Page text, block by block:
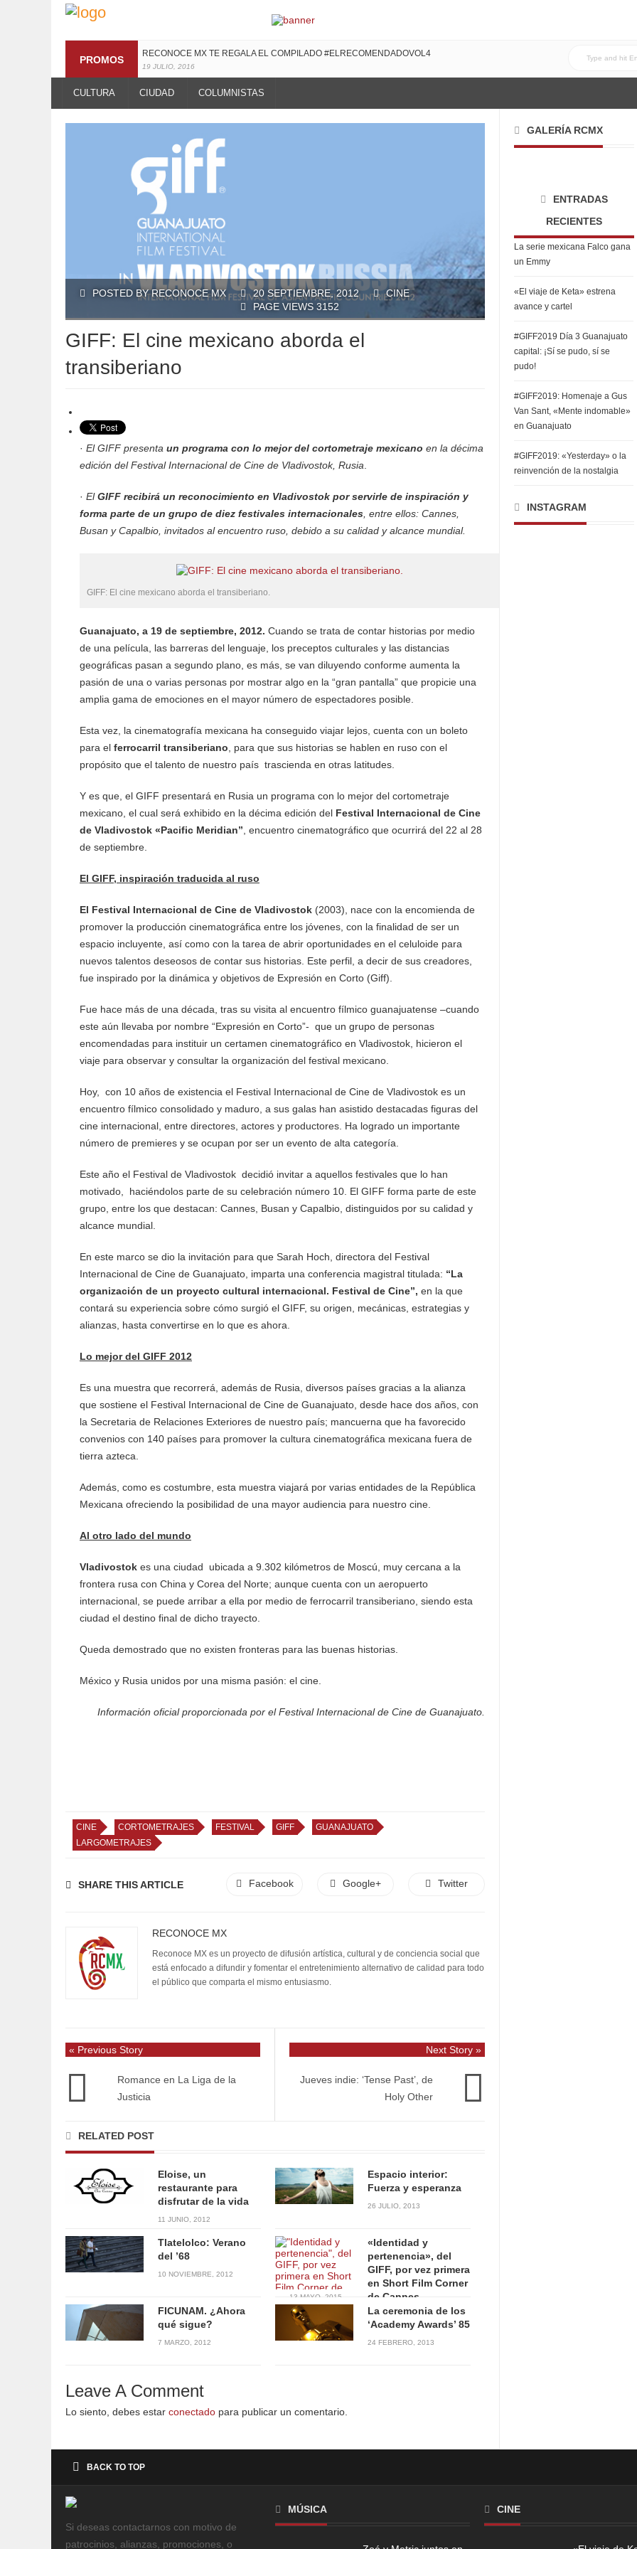
PROMOS
¡TE INVITAMOS A LA PREMIERE DE LUCHANDO CON MI FAMILIA!
13 MARZO, 2019
RECONOCE MX TE REGALA EL COMPILADO #ELRECOMENDADOVOL4
19 JULIO, 2016
CULTURA CIUDAD COLUMNISTAS
POSTED BY RECONOCE MX 20 SEPTIEMBRE, 2012
CINE
PAGE VIEWS 3152
GIFF: El cine mexicano aborda el
transiberiano
· El GIFF presenta un programa con lo mejor del cortometraje mexicano en la décima
edición del Festival Internacional de Cine de Vladivostok, Rusia
· ElGIFF recibirá un reconocimiento en Vladivostok por servirle de inspiración y
forma parte de un grupo de diez festivales internacionales , entre ellos: Cannes,
Busan y Capalbio, invitados al encuentro ruso, debido a su calidad y alcance mundial.
GIFF: El cine mexicano aborda el transiberiano.
Guanajuato, a 19 de septiembre, 2012. Cuando se trata de contar historias por medio
de una película, las barreras del lenguaje, los preceptos culturales y las distancias
geográficas pasan a segundo plano, es más, se van diluyendo conforme aumenta la
pasión de una o varias personas por mostrar algo en la “gran pantalla” que propicie una
amplia gama de emociones en el mayor número de espectadores posible.
Esta vez, la cinematografía mexicana ha conseguido viajar lejos, cuenta con un boleto
para el ferrocarril transiberiano , para que sus historias se hablen en ruso con el
propósito que el talento de nuestro país trascienda en otras latitudes.
Y es que, el GIFF presentará en Rusia un programa con lo mejor del cortometraje
mexicano, el cual será exhibido en la décima edición del Festival Internacional de Cine
de Vladivostok «Pacific Meridian” , encuentro cinematográfico que ocurrirá del 22 al 28
de septiembre.
El GIFF, inspiración traducida al ruso
El Festival Internacional de Cine de Vladivostok (2003), nace con la encomienda de
promover la producción cinematográfica entre los jóvenes, con la finalidad de ser un
espacio incluyente, así como con la tarea de abrir oportunidades en el celuloide para
nuevos talentos deseosos de contar sus historias. Este perfil, a decir de sus creadores,
fue inspirado por la dinámica y objetivos de Expresión en Corto (Giff).
Fue hace más de una década, tras su visita al encuentro fílmico guanajuatense –cuando
este aún llevaba por nombre “Expresión en Corto”- que un grupo de personas
encomendadas para instituir un certamen cinematográfico en Vladivostok, hicieron el
viaje para observar y consultar la organización del festival mexicano.
Hoy, con 10 años de existencia el Festival Internacional de Cine de Vladivostok es un
encuentro fílmico consolidado y maduro, a sus galas han asistido destacadas figuras del
cine internacional, entre directores, actores y productores. Ha logrado un importante
número de premieres y se ocupan por ser un evento de alta categoría.
Este año el Festival de Vladivostok decidió invitar a aquellos festivales que lo han
motivado, haciéndolos parte de su celebración número 10. El GIFF forma parte de este
grupo, entre los que destacan: Cannes, Busan y Capalbio, distinguidos por su calidad y
alcance mundial.
En este marco se dio la invitación para que Sarah Hoch, directora del Festival
Internacional de Cine de Guanajuato, imparta una conferencia magistral titulada: “La
organización de un proyecto cultural internacional. Festival de Cine”, en la que
contará su experiencia sobre cómo surgió el GIFF, su origen, mecánicas, estrategias y
alianzas, hasta convertirse en lo que es ahora.
Lo mejor del GIFF 2012
Es una muestra que recorrerá, además de Rusia, diversos países gracias a la alianza
que sostiene el Festival Internacional de Cine de Guanajuato, desde hace dos años, con
la Secretaria de Relaciones Exteriores de nuestro país; mancuerna que ha favorecido
convenios con 140 países para promover la cultura cinematográfica mexicana fuera de
tierra azteca.
Además, como es costumbre, esta muestra viajará por varias entidades de la República
Mexicana ofreciendo la posibilidad de una mayor audiencia para nuestro cine.
Al otro lado del mundo
Vladivostok es una ciudad ubicada a 9.302 kilómetros de Moscú, muy cercana a la
frontera rusa con China y Corea del Norte; aunque cuenta con un aeropuerto
internacional, se puede arribar a ella por medio de ferrocarril transiberiano, siendo esta
ciudad el destino final de dicho trayecto.
Queda demostrado que no existen fronteras para las buenas historias.
México y Rusia unidos por una misma pasión: el cine.
Información oficial proporcionada por el Festival Internacional de Cine de Guanajuato.
CINE CORTOMETRAJES FESTIVAL GIFF
GUANAJUATO
LARGOMETRAJES
SHARE THIS ARTICLE Facebook Google+ Twitter
RECONOCE MX
Reconoce MX es un proyecto de difusión artística, cultural y de conciencia social que
está enfocado a difundir y fomentar el entretenimiento alternativo de calidad para todo
el público que comparta el mismo entusiasmo.
« Previous Story
Romance en La Liga de la
Justicia
Next Story »
Jueves indie: ‘Tense Past’, de
Holy Other
RELATED POST
Eloise, un
restaurante para
disfrutar de la vida
11 JUNIO, 2012
Espacio interior:
Fuerza y esperanza
26 JULIO, 2013
Tlatelolco: Verano
del ’68
10 NOVIEMBRE, 2012
«Identidad y
pertenencia», del
GIFF, por vez primera
en Short Film Corner
de Cannes
13 MAYO, 2015
FICUNAM. ¿Ahora
qué sigue?
7 MARZO, 2012
La ceremonia de los
‘Academy Awards’ 85
24 FEBRERO, 2013
Leave A Comment
Lo siento, debes estar conectado para publicar un comentario.
GALERÍA RCMX
ENTRADAS
RECIENTES
La serie mexicana Falco gana
un Emmy
«El viaje de Keta» estrena
avance y cartel
#GIFF2019 Día 3 Guanajuato
capital: ¡Sí se pudo, sí se
pudo!
#GIFF2019: Homenaje a Gus
Van Sant, «Mente indomable»
en Guanajuato
#GIFF2019: «Yesterday» o la
reinvención de la nostalgia
INSTAGRAM
BACK TO TOP
Si deseas contactarnos con motivo de
patrocinios, alianzas, promociones, o
MÚSICA CINE